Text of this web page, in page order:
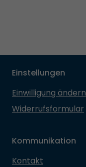
Einstellungen
Einwilligung ändern
Widerrufsformular
Kommunikation
Kontakt